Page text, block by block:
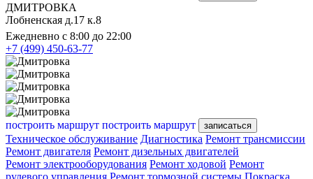
ДМИТРОВКА
Лобненская д.17 к.8
Ежедневно с 8:00 до 22:00
+7 (499) 450-63-77
построить маршрут построить маршрут записаться
Техническое обслуживание Диагностика Ремонт трансмиссии
Ремонт двигателя Ремонт дизельных двигателей
Ремонт электрооборудования Ремонт ходовой Ремонт
рулевого управления Ремонт тормозной системы Покраска